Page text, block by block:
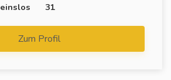
31
Zum Profil